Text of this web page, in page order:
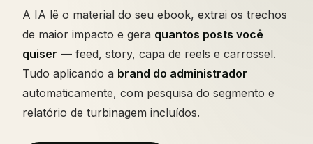
A IA lê o material do seu ebook, extrai os trechos
de maior impacto e gera quantos posts você
quiser — feed, story, capa de reels e carrossel.
Tudo aplicando a brand do administrador
automaticamente, com pesquisa do segmento e
relatório de turbinagem incluídos.